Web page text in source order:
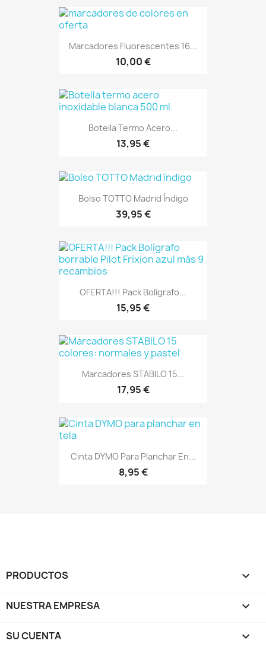
Marcadores Fluorescentes 16...
10,00 €
Botella Termo Acero...
13,95 €
Bolso TOTTO Madrid Índigo
39,95 €
OFERTA!!! Pack Bolígrafo...
15,95 €
Marcadores STABILO 15...
17,95 €
Cinta DYMO Para Planchar En...
8,95 €
PRODUCTOS 
NUESTRA EMPRESA 
SU CUENTA 